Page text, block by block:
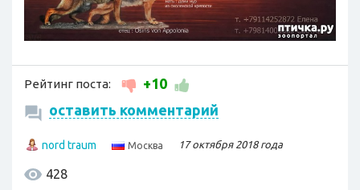
Рейтинг поста:
+10
оставить комментарий
nord traum Москва 17 октября 2018 года
428